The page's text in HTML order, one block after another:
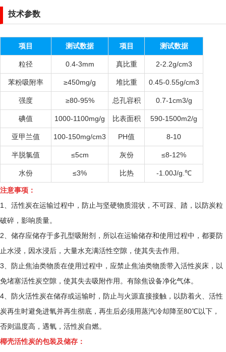
技术参数
项目 测试数据 项目 测试数据
粒径 0.4-3mm 真比重 2-2.2g/cm3
苯粉吸附率 ≥450mg/g 堆比重 0.45-0.55g/cm3
强度 ≥80-95% 总孔容积 0.7-1cm3/g
碘值 1000-1100mg/g 比表面积 590-1500m2/g
亚甲兰值 100-150mg/cm3 PH值 8-10
半脱氯值 ≤5cm 灰份 ≤8-12%
水份 ≤3% 比热 -1.00J/g.℃
注意事项：
1、活性炭在运输过程中，防止与坚硬物质混状，不可踩、踏，以防炭粒
破碎，影响质量。
2、储存应储存于多孔型吸附剂，所以在运输储存和使用过程中，都要防
止水浸，因水浸后，大量水充满活性空隙，使其失去作用。
3、防止焦油类物质在使用过程中，应禁止焦油类物质带入活性炭床，以
免堵塞活性炭空隙，使其失去吸附作用。有除焦设备净化气体。
4、防火活性炭在储存或运输时，防止与火源直接接触，以防着火、活性
炭再生时避免进氧并再生彻底，再生后必须用蒸汽冷却降至80℃以下，
否则温度高，遇氧，活性炭自燃。
椰壳活性炭的包装及储存：